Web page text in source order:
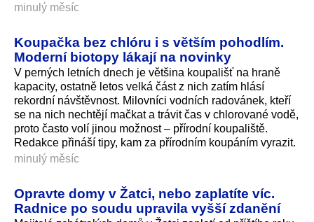
minulý měsíc
Koupačka bez chlóru i s větším pohodlím.
Moderní biotopy lákají na novinky
V perných letních dnech je většina koupališť na hraně
kapacity, ostatně letos velká část z nich zatím hlásí
rekordní návštěvnost. Milovníci vodních radovánek, kteří
se na nich nechtějí mačkat a trávit čas v chlorované vodě,
proto často volí jinou možnost – přírodní koupaliště.
Redakce přináší tipy, kam za přírodním koupáním vyrazit.
minulý měsíc
Opravte domy v Žatci, nebo zaplatíte víc.
Radnice po soudu upravila vyšší zdanění